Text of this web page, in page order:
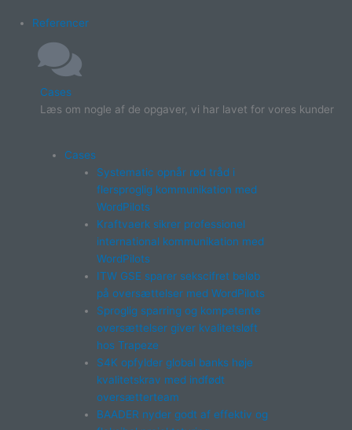
Referencer
Cases
Læs om nogle af de opgaver, vi har lavet for vores kunder
Cases
Systematic opnår rød tråd i
flersproglig kommunikation med
WordPilots
Kraftvaerk sikrer professionel
international kommunikation med
WordPilots
ITW GSE sparer sekscifret beløb
på oversættelser med WordPilots
Sproglig sparring og kompetente
oversættelser giver kvalitetsløft
hos Trapeze
S4K opfylder global banks høje
kvalitetskrav med indfødt
oversætterteam
BAADER nyder godt af effektiv og